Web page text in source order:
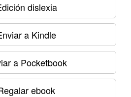
dislexia
a Kindle
a Pocketbook
ebook